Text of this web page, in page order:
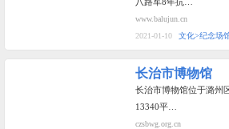
www.balujun.cn
2021-01-10
文化>纪念场
长治市博物馆
长治市博物馆位于潞州
13340平…
czsbwg.org.cn